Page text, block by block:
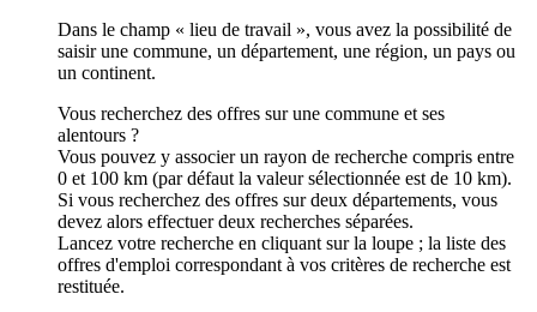
Dans le champ « lieu de travail », vous avez la possibilité de
saisir une commune, un département, une région, un pays ou
un continent.
Vous recherchez des offres sur une commune et ses
alentours ?
Vous pouvez y associer un rayon de recherche compris entre
0 et 100 km (par défaut la valeur sélectionnée est de 10 km).
Si vous recherchez des offres sur deux départements, vous
devez alors effectuer deux recherches séparées.
Lancez votre recherche en cliquant sur la loupe ; la liste des
offres d'emploi correspondant à vos critères de recherche est
restituée.